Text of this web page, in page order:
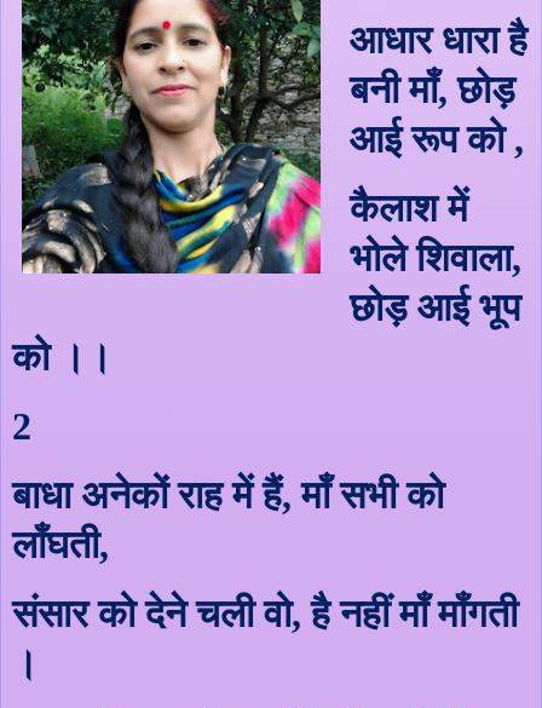
आधार धारा है
बनी माँ,छोड़
आई रूप को,
कैलाश में
भोले शिवाला,
छोड़ आई भूप
को ।।
2
बाधा अनेकों राह में हैं,माँ सभी को
लाँघती,
संसार को देने चली वो,है नहीं माँमाँगती
।